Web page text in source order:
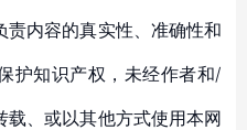
内容的真实性、准确性和
护知识产权，未经作者和/
、或以其他方式使用本网